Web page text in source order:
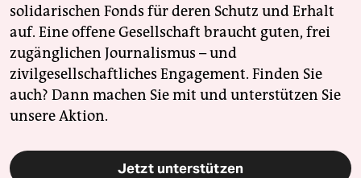
solidarischen Fonds für deren Schutz und Erhalt
auf. Eine offene Gesellschaft braucht guten, frei
zugänglichen Journalismus – und
zivilgesellschaftliches Engagement. Finden Sie
auch? Dann machen Sie mit und unterstützen Sie
unsere Aktion.
Jetzt unterstützen